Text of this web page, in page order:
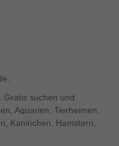
Gratis suchen und
Aquarien, Tierheimen,
Kaninchen, Hamstern,